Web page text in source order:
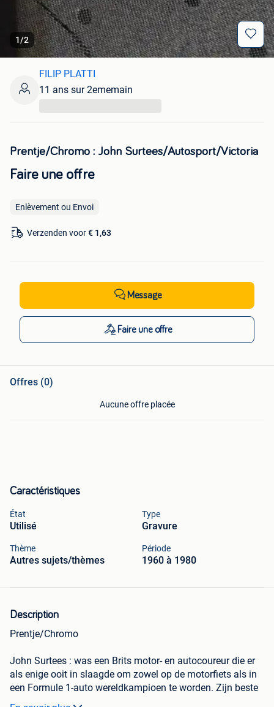
1/2
Caractéristiques
État
Utilisé
Type
Gravure
Thème
Autres sujets/thèmes
Période
1960 à 1980
Description
Prentje/Chromo
John Surtees : was een Brits motor- en autocoureur die er
als enige ooit in slaagde om zowel op de motorfiets als in
een Formule 1-auto wereldkampioen te worden. Zijn beste
Prentje/Chromo : John Surtees/Autosport/Victoria
Faire une offre
Enlèvement ou Envoi
Verzenden voor€ 1,63
FILIP PLATTI
11 ans sur 2ememain
Message
Faire une offre
Offres (0)
Aucune offre placée